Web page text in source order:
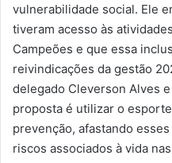
vulnerabilidade social. Ele
tiveram acesso às
Campeões e que essa
reivindicações da gestão
delegado Cleverson Alves
proposta é utilizar o
prevenção, afastando
riscos associados à vida